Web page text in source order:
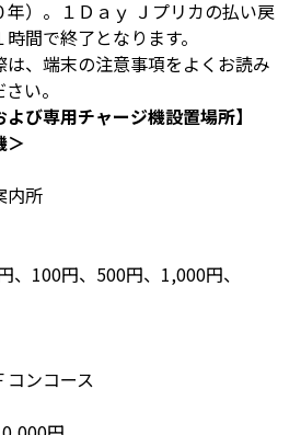
）。１Ｄａｙ Ｊプリカの払い戻
間で終了となります。
は、端末の注意事項をよくお読み
い。
よび専用チャージ機設置場所】
＞
内所
、100円、500円、1,000円、
ンコース